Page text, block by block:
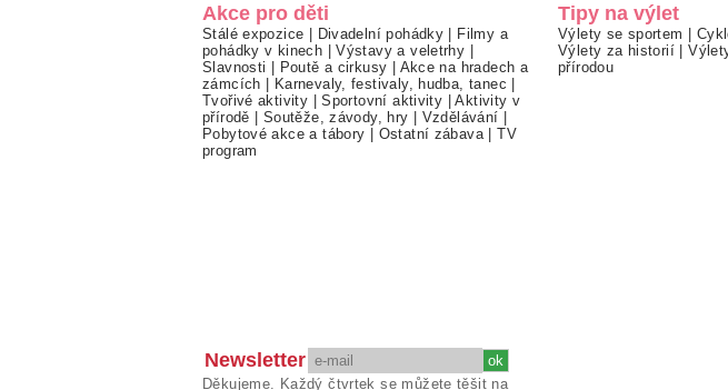
Akce pro děti
Stálé expozice | Divadelní pohádky | Filmy a
pohádky v kinech |Výstavy a veletrhy |
Slavnosti | Poutě a cirkusy | Akce na hradech a
zámcích | Karnevaly, festivaly, hudba, tanec |
Tvořivé aktivity |Sportovní aktivity |Aktivity v
přírodě | Soutěže, závody, hry | Vzdělávání |
Pobytové akce a tábory | Ostatní zábava |TV
program
Tipy na výlet
Výlety se sportem |
Výlety za historií |
přírodou
Newsletter
Děkujeme. Každý čtvrtek se můžete těšit na